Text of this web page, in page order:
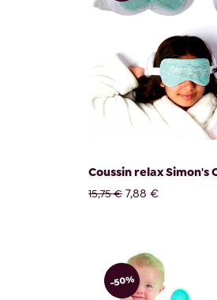
Coussin relax Simon's
15,75 € 7,88 €
-50%